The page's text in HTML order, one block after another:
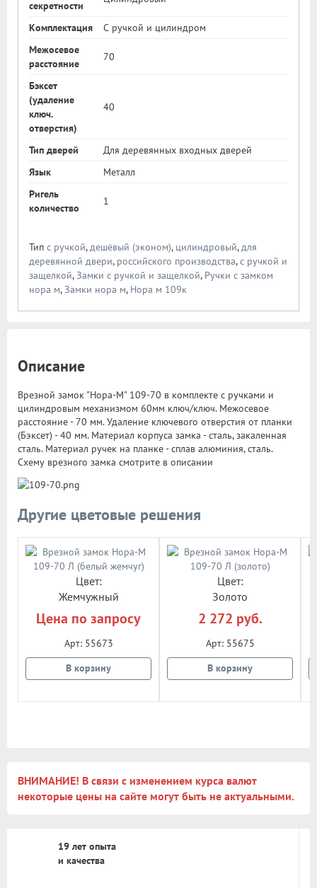
секретности
Комплектация
С ручкой и цилиндром
Межосевое
расстояние
70
Бэксет
(удаление
ключ.
отверстия)
40
Тип дверей
Для деревянных входных дверей
Язык
Металл
Ригель
количество
1
Тип с ручкой,дешёвый (эконом), цилиндровый,для
деревянной двери, российского производства,с ручкой и
защелкой,Замки с ручкой и защелкой, Ручки с замком
нора м,Замки нора м, Нора м 109к
Описание
Врезной замок "Нора-М" 109-70 в комплекте с ручками и
цилиндровым механизмом 60мм ключ/ключ. Межосевое
расстояние - 70 мм. Удаление ключевого отверстия от планки
(Бэксет) - 40 мм. Материал корпуса замка - сталь, закаленная
сталь. Материал ручек на планке - сплав алюминия, сталь.
Схему врезного замка смотрите в описании
Другие цветовые решения
Цвет:
Жемчужный
Цена по запросу
Арт: 55673
В корзину
Цвет:
Золото
2 272 руб.
Арт: 55675
В корзину
ВНИМАНИЕ! В связи с изменением курса валют
некоторые цены на сайте могут быть не актуальными.
19 лет опыта
и качества